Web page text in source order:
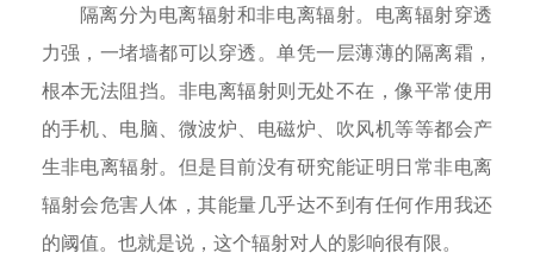
隔离分为电离辐射和非电离辐射。电离辐射穿透
力强，一堵墙都可以穿透。单凭一层薄薄的隔离霜，
根本无法阻挡。非电离辐射则无处不在，像平常使用
的手机、电脑、微波炉、电磁炉、吹风机等等都会产
生非电离辐射。但是目前没有研究能证明日常非电离
辐射会危害人体，其能量几乎达不到有任何作用我还
的阈值。也就是说，这个辐射对人的影响很有限。